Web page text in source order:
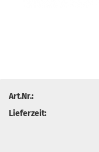
Art.Nr.:
Lieferzeit: